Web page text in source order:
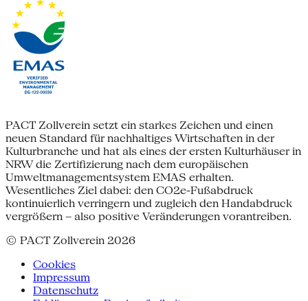
PACT Zollverein setzt ein starkes Zeichen und einen
neuen Standard für nachhaltiges Wirtschaften in der
Kulturbranche und hat als eines der ersten Kulturhäuser in
NRW die Zertifizierung nach dem europäischen
Umweltmanagementsystem EMAS erhalten.
Wesentliches Ziel dabei: den CO2e-Fußabdruck
kontinuierlich verringern und zugleich den Handabdruck
vergrößern – also positive Veränderungen vorantreiben.
© PACT Zollverein 2026
Cookies
Impressum
Datenschutz